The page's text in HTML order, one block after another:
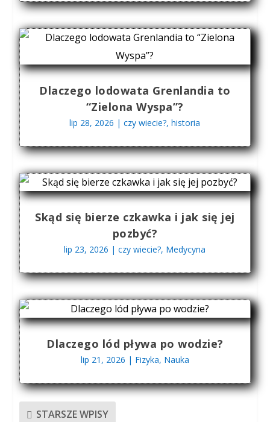
Dlaczego lodowata Grenlandia to
“Zielona Wyspa”?
lip 28, 2026 |czy wiecie?,historia
Skąd się bierze czkawka i jak się jej
pozbyć?
lip 23, 2026 |czy wiecie?, Medycyna
Dlaczego lód pływa po wodzie?
lip 21, 2026 | Fizyka, Nauka
STARSZE WPISY